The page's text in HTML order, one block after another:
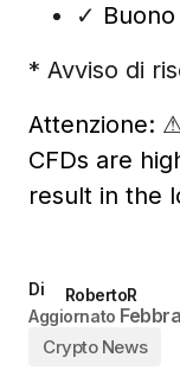
✓
* Avviso di
Attenzione:
CFDs are
result in the
Di
RobertoR
Aggiornato
Crypto News